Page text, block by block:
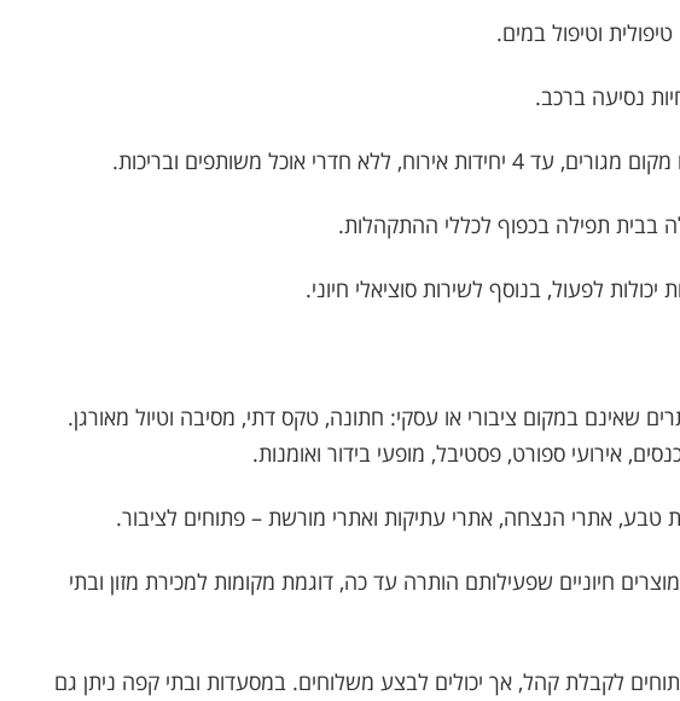
וטיפול במים.
נסיעה ברכב.
ללא חדרי אוכל משותפים ובריכות.
בבית תפילה בכפוף לכללי ההתקהלות.
לפעול, בנוסף לשירות סוציאלי חיוני.
שאינם במקום ציבורי או עסקי: חתונה, טקס דתי, מסיבה וטיול מאורגן.
אירועי ספורט, פסטיבל, מופעי בידור ואומנות.
טבע, אתרי הנצחה, אתרי עתיקות ואתרי מורשת – פתוחים לציבור.
חיוניים שפעילותם הותרה עד כה, דוגמת מקומות למכירת מזון ובתי
לקבלת קהל, אך יכולים לבצע משלוחים. במסעדות ובתי קפה ניתן גם